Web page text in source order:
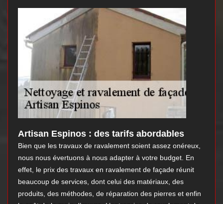
Artisan Espinos : des tarifs abordables
Bien que les travaux de ravalement soient assez onéreux,
nous nous évertuons à nous adapter à votre budget. En
effet, le prix des travaux en ravalement de façade réunit
beaucoup de services, dont celui des matériaux, des
produits, des méthodes, de réparation des pierres et enfin